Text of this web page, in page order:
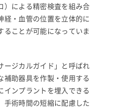
）による精密検査を組み合
経・血管の位置を立体的に
ることが可能になっていま
ージカルガイド」と呼ばれ
補助器具を作製・使用する
インプラントを埋入できる
手術時間の短縮に配慮した